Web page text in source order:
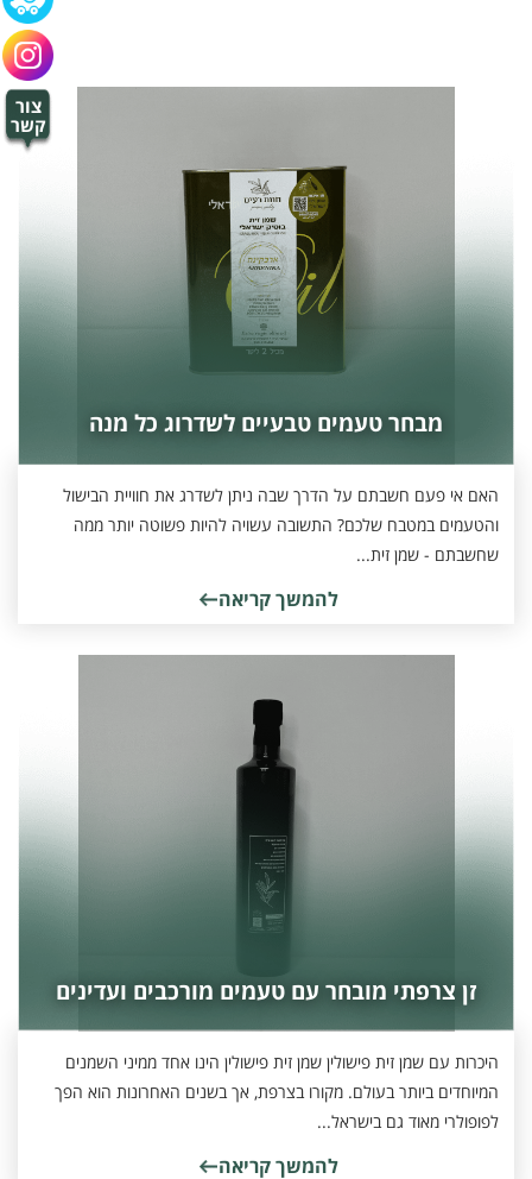
צור
קשר
מבחר טעמים טבעיים לשדרוג כל מנה
האם אי פעם חשבתם על הדרך שבה ניתן לשדרג את חוויית הבישול
והטעמים במטבח שלכם? התשובה עשויה להיות פשוטה יותר ממה
שחשבתם - שמן זית...
להמשך קריאה
זן צרפתי מובחר עם טעמים מורכבים ועדינים
היכרות עם שמן זית פישולין שמן זית פישולין הינו אחד ממיני השמנים
המיוחדים ביותר בעולם. מקורו בצרפת, אך בשנים האחרונות הוא הפך
לפופולרי מאוד גם בישראל...
להמשך קריאה